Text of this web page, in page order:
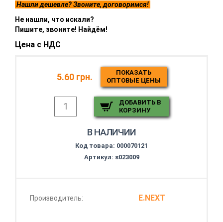
Нашли дешевле? Звоните, договоримся!
Не нашли, что искали?
Пишите, звоните! Найдём!
Цена с НДС
5.60 грн.
ПОКАЗАТЬ
ОПТОВЫЕ ЦЕНЫ
ДОБАВИТЬ В
КОРЗИНУ
В НАЛИЧИИ
Код товара: 000070121
Артикул: s023009
Производитель: E.NEXT